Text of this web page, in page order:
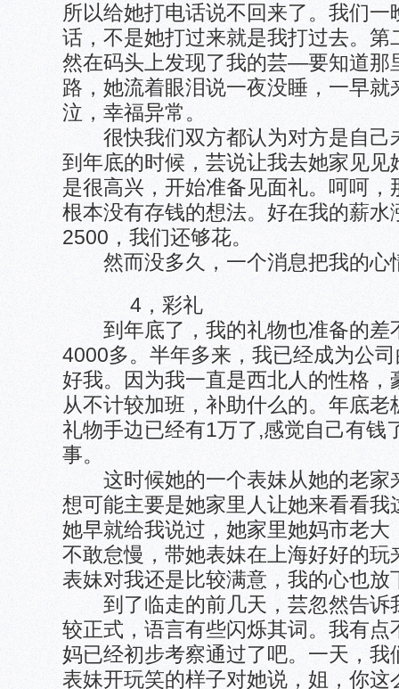
所以给她打电话说不回来了。我们
话，不是她打过来就是我打过去。第
然在码头上发现了我的芸—要知道那
路，她流着眼泪说一夜没睡，一早
泣，幸福异常。
很快我们双方都认为对方是自己
到年底的时候，芸说让我去她家见见
是很高兴，开始准备见面礼。呵呵
根本没有存钱的想法。好在我的薪
2500，我们还够花。
然而没多久，一个消息把我的心
4，彩礼
到年底了，我的礼物也准备的差
4000多。半年多来，我已经成为公
好我。因为我一直是西北人的性格，
从不计较加班，补助什么的。年底
礼物手边已经有1万了,感觉自己有钱
事。
这时候她的一个表妹从她的老家
想可能主要是她家里人让她来看看我
她早就给我说过，她家里她妈市老大
不敢怠慢，带她表妹在上海好好的玩
表妹对我还是比较满意，我的心也
到了临走的前几天，芸忽然告诉
较正式，语言有些闪烁其词。我有点
妈已经初步考察通过了吧。一天，我
表妹开玩笑的样子对她说，姐，你这